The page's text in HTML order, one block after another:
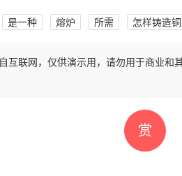
是一种 熔炉 所需 怎样铸造
赏
互联网，仅供演示用，请勿用于商业